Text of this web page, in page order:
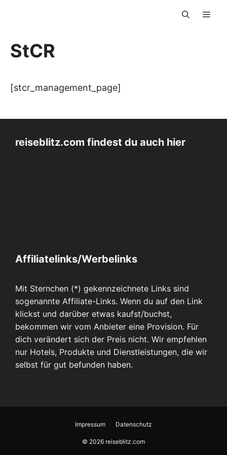
StCR
[stcr_management_page]
reiseblitz.com findest du auch hier
Affiliatelinks/Werbelinks
Mit Sternchen (*) gekennzeichnete Links sind
sogenannte Affiliate-Links. Wenn du auf den Link
klickst und darüber etwas kaufst/buchst,
bekommen wir vom Anbieter eine Provision. Für
dich verändert sich der Preis nicht. Wir empfehlen
nur Hotels, Produkte und Dienstleistungen, die wir
selbst für gut befunden haben.
Impressum Datenschutz
© 2026 reiseblitz.com